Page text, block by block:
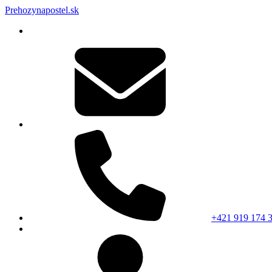
Prehozynapostel.sk
+421 919 174